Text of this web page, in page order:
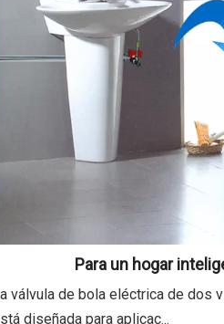
Para un hogar
válvula de bola eléctrica de dos
diseñada para aplicac...